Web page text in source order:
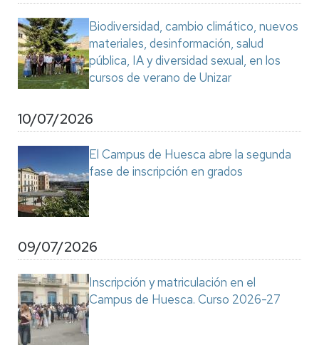
Biodiversidad, cambio climático, nuevos
materiales, desinformación, salud
pública, IA y diversidad sexual, en los
cursos de verano de Unizar
10/07/2026
El Campus de Huesca abre la segunda
fase de inscripción en grados
09/07/2026
Inscripción y matriculación en el
Campus de Huesca. Curso 2026-27